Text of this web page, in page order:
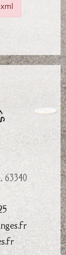
63340